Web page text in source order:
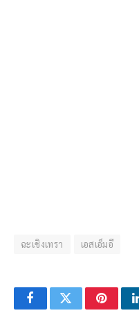
ฉะเชิงเทรา เอสเอ็มอี
FacebookTwitter